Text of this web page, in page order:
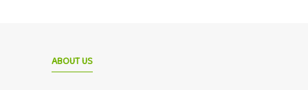
ABOUT US